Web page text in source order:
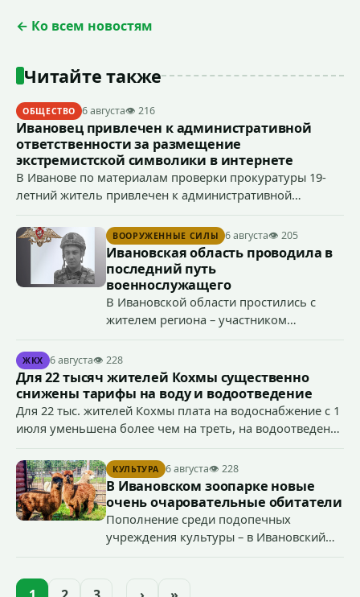
← Ко всем новостям
Читайте также
ОБЩЕСТВО 6 августа👁 216
Ивановец привлечен к административной
ответственности за размещение
экстремистской символики в интернете
В Иванове по материалам проверки прокуратуры 19-
летний житель привлечен к административной
демонстрирование символики экстремистской
организации, если эти действия не содержат признаков
уголовно наказуемого деяния) за размещение
экстремистской символики в сети Интернет.
ВООРУЖЕННЫЕ СИЛЫ 6 августа👁 205
Ивановская область проводила в
последний путь
военнослужащего
В Ивановской области простились с
жителем региона – участником
Антоном Тумановым.
ЖКХ 6 августа👁 228
Для 22 тысяч жителей Кохмы существенно
снижены тарифы на воду и водоотведение
Для 22 тыс. жителей Кохмы плата на водоснабжение с 1
июля уменьшена более чем на треть, на водоотведение
началу работы в городе областного предприятия
«Водоканал.
КУЛЬТУРА 6 августа👁 228
В Ивановском зоопарке новые
очень очаровательные обитатели
Пополнение среди подопечных
учреждения культуры – в Ивановский
областей (самцу - 6 месяцев, самочке —